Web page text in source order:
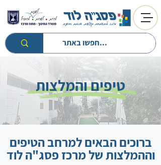
טיפים והמלצות
ברוכים הבאים למרחב הטיפים
וההמלצות של מרכז פסג"ה לוד